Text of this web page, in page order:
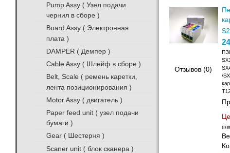
Отзывов (0)
24
/
Pump Assy ( Узел подачи
чернил в сборе )
Board Assy ( Электронная
плата )
DAMPER ( Демпер )
Cable Assy ( Шлейф в сборе )
Belt, Scale ( ремень каретки,
лента позиционирования )
Motor Assy ( двигатель )
Paper feed unit ( узел подачи
бумаги )
Gear ( Шестерня )
Scaner unit ( блок сканера )